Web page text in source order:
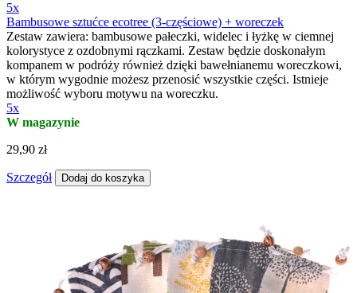
5x
Bambusowe sztućce ecotree (3-częściowe) + woreczek
Zestaw zawiera: bambusowe pałeczki, widelec i łyżkę w ciemnej
kolorystyce z ozdobnymi rączkami. Zestaw będzie doskonałym
kompanem w podróży również dzięki bawełnianemu woreczkowi,
w którym wygodnie możesz przenosić wszystkie części. Istnieje
możliwość wyboru motywu na woreczku.
5x
W magazynie
29,90 zł
Szczegół Dodaj do koszyka